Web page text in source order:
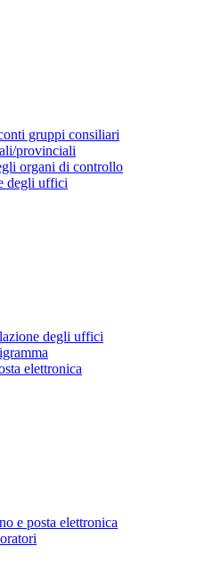
gruppi consiliari
provinciali
organi di controllo
degli uffici
degli uffici
elettronica
e posta elettronica